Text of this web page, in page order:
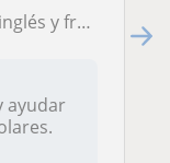
impartiendo clase.
ayudar